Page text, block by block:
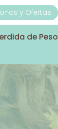
y Ofertas
de Peso